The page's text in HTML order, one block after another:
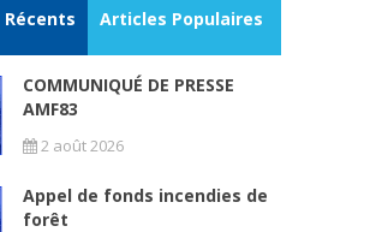
Articles Populaires
COMMUNIQUÉ DE PRESSE
AMF83
2 août 2026
Appel de fonds incendies de
forêt